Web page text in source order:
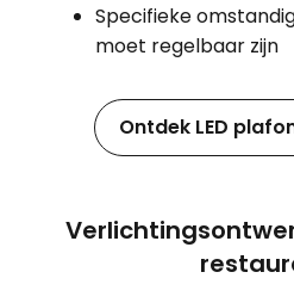
Specifieke
moet regelbaar zijn
Ontdek LED